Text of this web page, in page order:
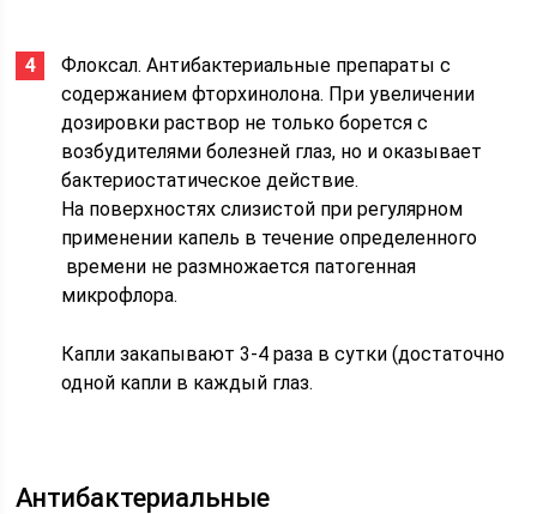
Флоксал. Антибактериальные препараты с
содержанием фторхинолона. При увеличении
дозировки раствор не только борется с
возбудителями болезней глаз, но и оказывает
бактериостатическое действие.
На поверхностях слизистой при регулярном
применении капель в течение определенного
времени не размножается патогенная
микрофлора.
Капли закапывают 3-4 раза в сутки (достаточно
одной капли в каждый глаз.
Антибактериальные